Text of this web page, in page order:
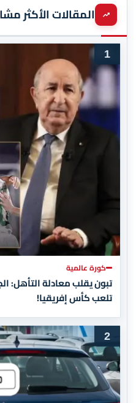
المقالات الأكثر
1
كورة عالمية
تبون يقلب معادلة التأهل:
تلعب كأس إفريقيا!
2